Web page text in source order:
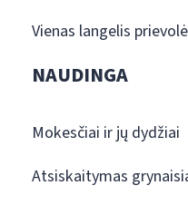
Vienas langelis
NAUDINGA
Mokesčiai ir jų dydžiai
Atsiskaitymas